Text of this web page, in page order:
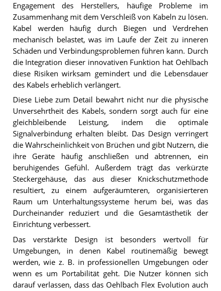
Engagement des Herstellers, häufige Probleme im
Zusammenhang mit dem Verschleiß von Kabeln zu lösen.
Kabel werden häufig durch Biegen und Verdrehen
mechanisch belastet, was im Laufe der Zeit zu inneren
Schäden und Verbindungsproblemen führen kann. Durch
die Integration dieser innovativen Funktion hat Oehlbach
diese Risiken wirksam gemindert und die Lebensdauer
des Kabels erheblich verlängert.
Diese Liebe zum Detail bewahrt nicht nur die physische
Unversehrtheit des Kabels, sondern sorgt auch für eine
gleichbleibende Leistung, indem die optimale
Signalverbindung erhalten bleibt. Das Design verringert
die Wahrscheinlichkeit von Brüchen und gibt Nutzern, die
ihre Geräte häufig anschließen und abtrennen, ein
beruhigendes Gefühl. Außerdem trägt das verkürzte
Steckergehäuse, das aus dieser Knickschutzmethode
resultiert, zu einem aufgeräumteren, organisierteren
Raum um Unterhaltungssysteme herum bei, was das
Durcheinander reduziert und die Gesamtästhetik der
Einrichtung verbessert.
Das verstärkte Design ist besonders wertvoll für
Umgebungen, in denen Kabel routinemäßig bewegt
werden, wie z. B. in professionellen Umgebungen oder
wenn es um Portabilität geht. Die Nutzer können sich
darauf verlassen, dass das Oehlbach Flex Evolution auch